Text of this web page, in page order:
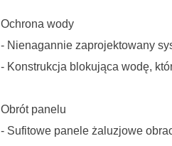
Ochrona wody
- Nienagannie zaprojektowany
- Konstrukcja blokująca wodę,
Obrót panelu
- Sufitowe panele żaluzjowe